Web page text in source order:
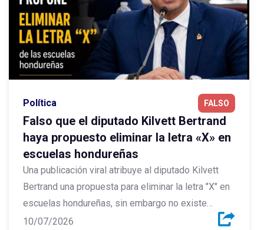
Política FALSO
Falso que el diputado Kilvett Bertrand
haya propuesto eliminar la letra «X» en
escuelas hondureñas
Una publicación viral atribuye al diputado Kilvett
Bertrand una propuesta para eliminar la letra "X" en
escuelas hondureñas, sin embargo no existe
registro oficial de dicha iniciativa.
10/07/2026